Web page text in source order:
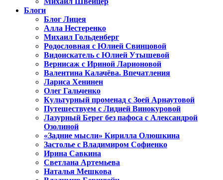
Блоги
Блог Лицея
Алла Нестеренко
Михаил Гольденберг
Родословная с Юлией Свинцовой
Видоискатель с Юлией Утышевой
Вернисаж с Ириной Ларионовой
Валентина Калачёва. Впечатления
Лариса Хенинен
Олег Гальченко
Культурный променад с Зоей Арнаутовой
Путешествуем с Лидией Винокуровой
Лазурный Берег без пафоса с Александрой
Озолиной
«Задние мысли» Кирилла Олюшкина
Застолье с Владимиром Софиенко
Ирина Савкина
Светлана Артемьева
Наталья Мешкова